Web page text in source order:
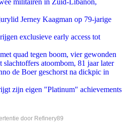
militairen in Zuid-Libanon,
Jerney Kaagman op 79-jarige
exclusieve early access tot
quad tegen boom, vier gewonden
slachtoffers atoombom, 81 jaar later
de Boer geschorst na dickpic in
zijn eigen "Platinum" achievements
door Refinery89